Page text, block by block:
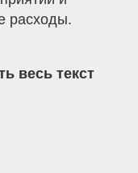
расходы.
весь текст